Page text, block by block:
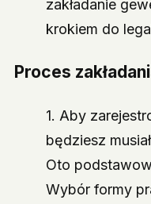
zakładanie
krokiem do
Proces
1. Aby
będziesz
Oto
Wybór formy